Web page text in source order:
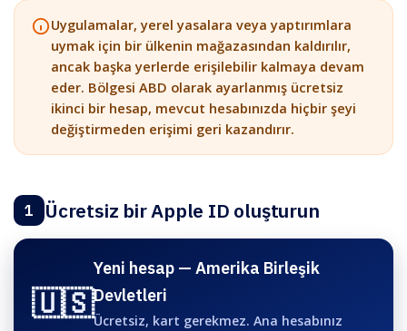
Uygulamalar, yerel yasalara veya yaptırımlara
uymak için bir ülkenin mağazasından kaldırılır,
ancak başka yerlerde erişilebilir kalmaya devam
eder. Bölgesi ABD olarak ayarlanmış ücretsiz
ikinci bir hesap, mevcut hesabınızda hiçbir şeyi
değiştirmeden erişimi geri kazandırır.
1 Ücretsiz bir Apple ID oluşturun
🇺🇸
Yeni hesap — Amerika Birleşik
Devletleri
Ücretsiz, kart gerekmez. Ana hesabınız